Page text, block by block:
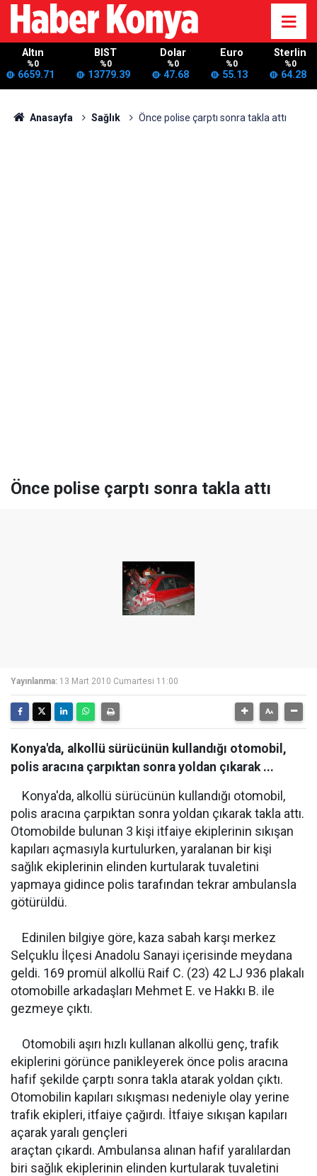
Altın
%0
6659.71
BIST
%0
13779.39
Dolar
%0
47.68
Euro
%0
55.13
Sterlin
%0
64.28
Anasayfa Sağlık Önce polise çarptı sonra takla attı
Önce polise çarptı sonra takla attı
Yayınlanma: 13 Mart 2010 Cumartesi 11:00
Konya'da, alkollü sürücünün kullandığı otomobil,
polis aracına çarpıktan sonra yoldan çıkarak ...
Konya'da, alkollü sürücünün kullandığı otomobil,
polis aracına çarpıktan sonra yoldan çıkarak takla attı.
Otomobilde bulunan 3 kişi itfaiye ekiplerinin sıkışan
kapıları açmasıyla kurtulurken, yaralanan bir kişi
sağlık ekiplerinin elinden kurtularak tuvaletini
yapmaya gidince polis tarafından tekrar ambulansla
götürüldü.
Edinilen bilgiye göre, kaza sabah karşı merkez
Selçuklu İlçesi Anadolu Sanayi içerisinde meydana
geldi. 169 promül alkollü Raif C. (23) 42 LJ 936 plakalı
otomobille arkadaşları Mehmet E. ve Hakkı B. ile
gezmeye çıktı.
Otomobili aşırı hızlı kullanan alkollü genç, trafik
ekiplerini görünce panikleyerek önce polis aracına
hafif şekilde çarptı sonra takla atarak yoldan çıktı.
Otomobilin kapıları sıkışması nedeniyle olay yerine
trafik ekipleri, itfaiye çağırdı. İtfaiye sıkışan kapıları
açarak yaralı gençleri
araçtan çıkardı. Ambulansa alınan hafif yaralılardan
biri sağlık ekiplerinin elinden kurtularak tuvaletini